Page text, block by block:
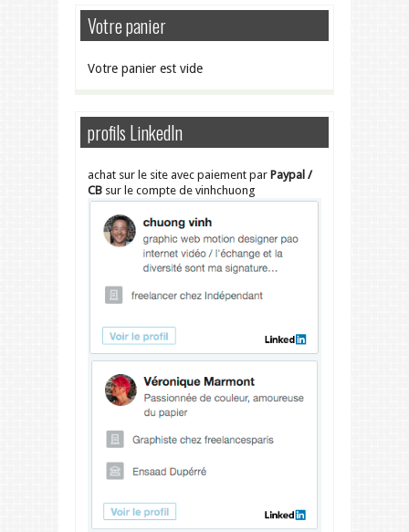
Votre panier
Votre panier est vide
profils LinkedIn
achat sur le site avec paiement par Paypal /
CB sur le compte de vinhchuong